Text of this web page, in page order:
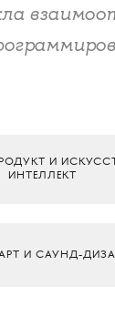
И
ИНТЕЛЛЕКТ
И САУНД-